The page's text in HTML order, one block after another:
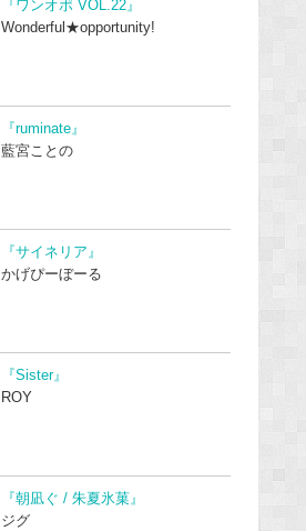
『ワンオポ VOL.22』
Wonderful★opportunity!
『ruminate』
藍宮ことの
『サイネリア』
かげぴーぼーる
『Sister』
ROY
『朝凪ぐ / 朱夏氷菓』
ジグ